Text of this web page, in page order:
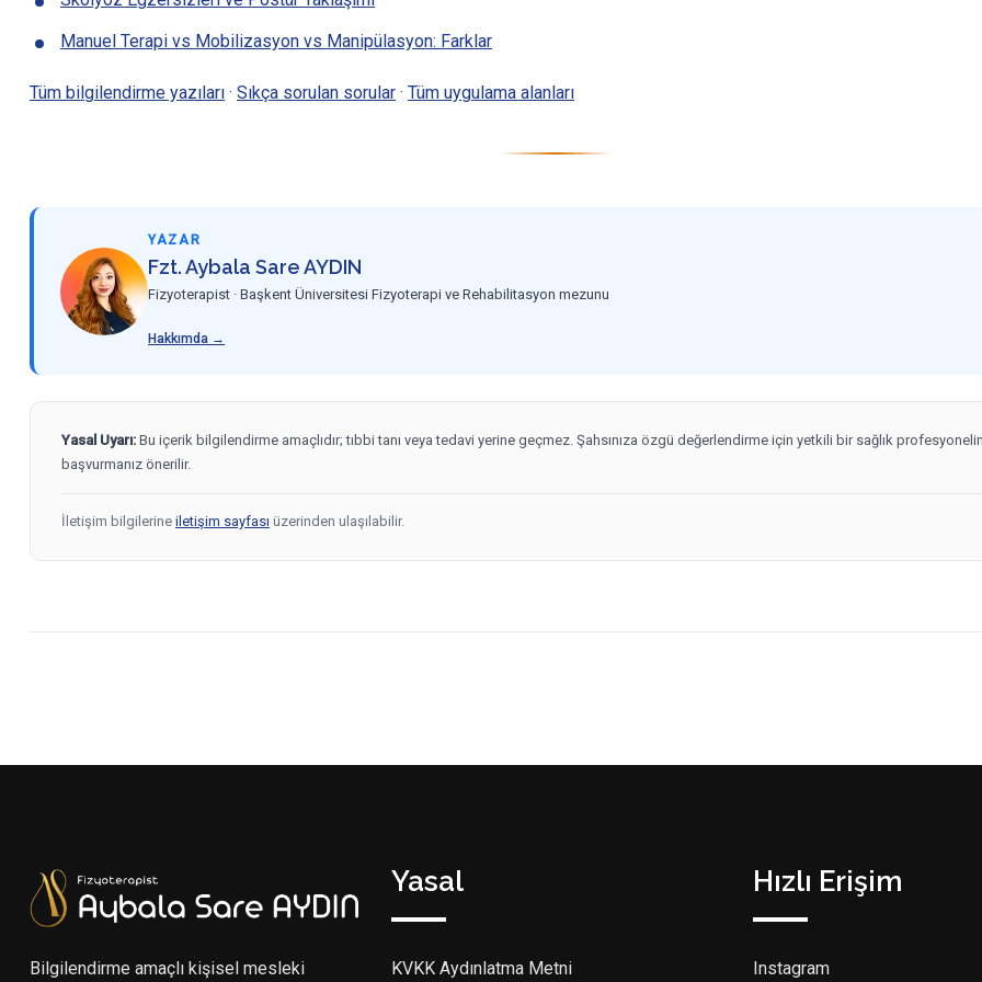
Manuel Terapi vs Mobilizasyon vs Manipülasyon: Farklar
Tüm bilgilendirme yazıları · Sıkça sorulan sorular · Tüm uygulama alanları
YAZAR
Fzt. Aybala Sare AYDIN
Fizyoterapist · Başkent Üniversitesi Fizyoterapi ve Rehabilitasyon mezunu
Hakkımda →
Yasal Uyarı: Bu içerik bilgilendirme amaçlıdır; tıbbi tanı veya tedavi yerine geçmez. Şahsınıza özgü değerlendirme için yetkili bir sağlık
başvurmanız önerilir.
İletişim bilgilerine iletişim sayfası üzerinden ulaşılabilir.
Bilgilendirme amaçlı kişisel mesleki
Yasal
KVKK Aydınlatma Metni
Hızlı Erişim
Instagram